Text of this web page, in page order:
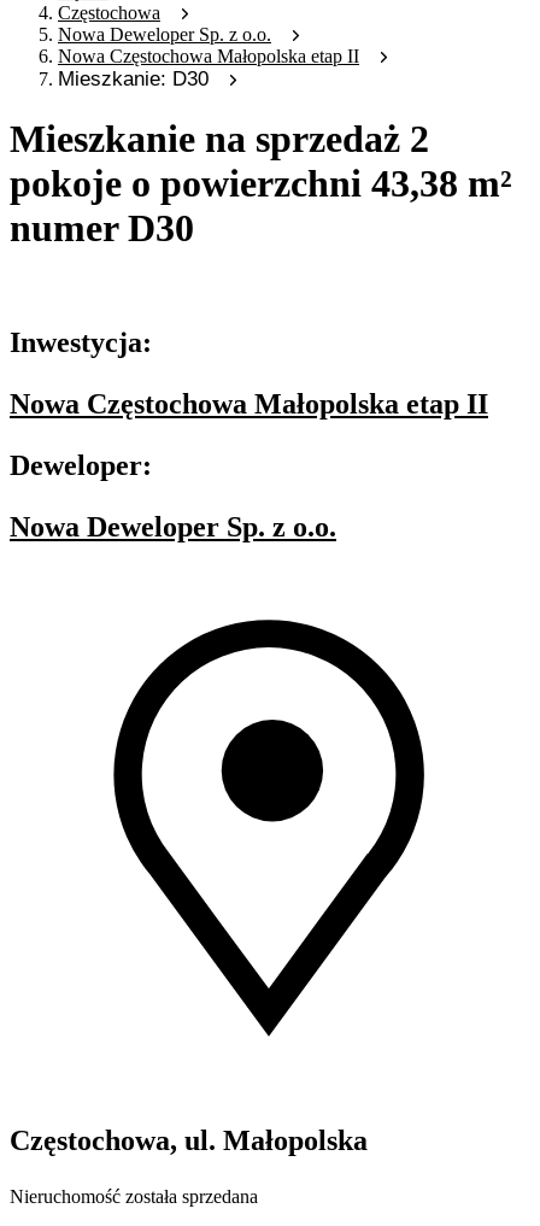
Częstochowa
Nowa Deweloper Sp. z o.o.
Nowa Częstochowa Małopolska etap II
Mieszkanie: D30
Mieszkanie na sprzedaż 2
pokoje o powierzchni 43,38 m²
numer D30
Inwestycja:
Nowa Częstochowa Małopolska etap II
Deweloper:
Nowa Deweloper Sp. z o.o.
Częstochowa, ul. Małopolska
Nieruchomość została sprzedana